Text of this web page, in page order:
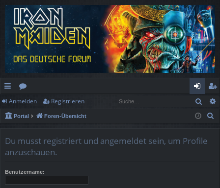
ch
ne
ug
f
or
en
n
m
eg
ist
Anmelden Registrieren
Portal Foren-Übersicht
Du musst registriert und angemeldet sein, um Profile
anzuschauen.
Benutzername: